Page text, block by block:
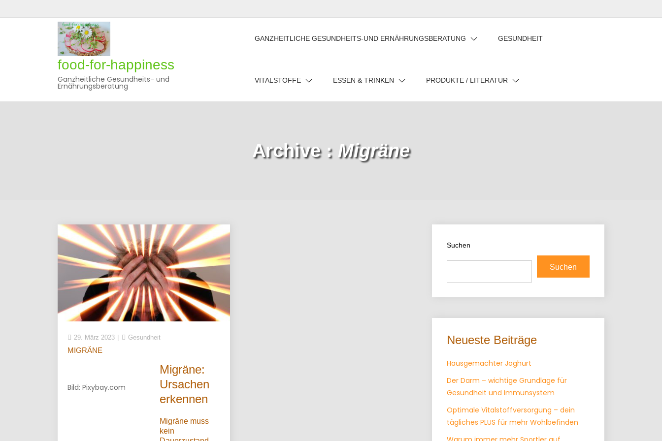
to
Privatsphäre-
Historie
Einwilligungen
food-for-happiness
Ganzheitliche Gesundheits- und
Ernährungsberatung
GANZHEITLICHE GESUNDHEITS-UND ERNÄHRUNGSBERATUNG GESUNDHEIT
VITALSTOFFE ESSEN & TRINKEN PRODUKTE / LITERATUR
Archive : Migräne
29. März 2023 Gesundheit
MIGRÄNE
Bild: Pixybay.com
Migräne:
Ursachen
erkennen
Migräne muss
kein
Suchen
Suchen
Neueste Beiträge
Hausgemachter Joghurt
Der Darm – wichtige Grundlage für
Gesundheit und Immunsystem
Optimale Vitalstoffversorgung – dein
tägliches PLUS für mehr Wohlbefinden